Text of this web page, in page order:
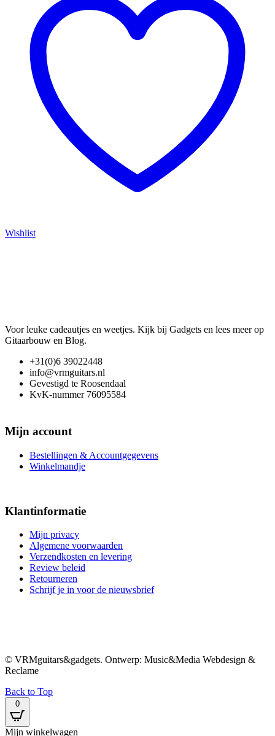
Wishlist
Voor leuke cadeautjes en weetjes. Kijk bij Gadgets en lees meer op
Gitaarbouw en Blog.
+31(0)6 39022448
info@vrmguitars.nl
Gevestigd te Roosendaal
KvK-nummer 76095584
Mijn account
Bestellingen & Accountgegevens
Winkelmandje
Klantinformatie
Mijn privacy
Algemene voorwaarden
Verzendkosten en levering
Review beleid
Retourneren
Schrijf je in voor de nieuwsbrief
© VRMguitars&gadgets. Ontwerp: Music&Media Webdesign &
Reclame
Back to Top
0
Mijn winkelwagen